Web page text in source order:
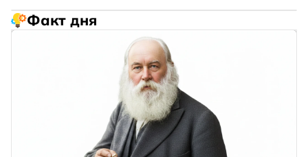
Факт дня